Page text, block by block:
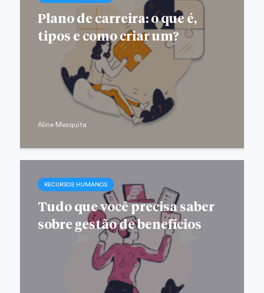
Plano de carreira: o que é,
tipos e como criar um?
Aline Mesquita
RECURSOS HUMANOS
Tudo que você precisa saber
sobre gestão de benefícios